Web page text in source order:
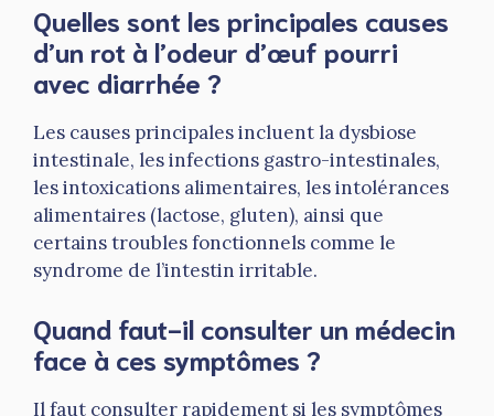
Quelles sont les principales causes
d’un rot à l’odeur d’œuf pourri
avec diarrhée ?
Les causes principales incluent la dysbiose
intestinale, les infections gastro-intestinales,
les intoxications alimentaires, les intolérances
alimentaires (lactose, gluten), ainsi que
certains troubles fonctionnels comme le
syndrome de l’intestin irritable.
Quand faut-il consulter un médecin
face à ces symptômes ?
Il faut consulter rapidement si les symptômes